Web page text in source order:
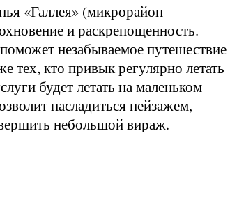
«Галлея» (микрорайон
и раскрепощенность.
незабываемое путешествие
тех, кто привык регулярно летать
будет летать на маленьком
насладиться пейзажем,
небольшой вираж.